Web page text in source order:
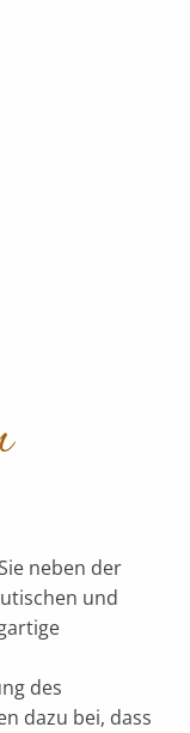
neben der
und
des
dazu bei, dass